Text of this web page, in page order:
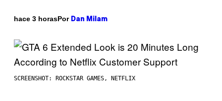
hace 3 horasPor Dan Milam
SCREENSHOT: ROCKSTAR GAMES, NETFLIX